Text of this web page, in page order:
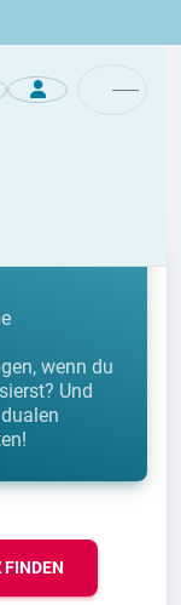
wenn du
Und